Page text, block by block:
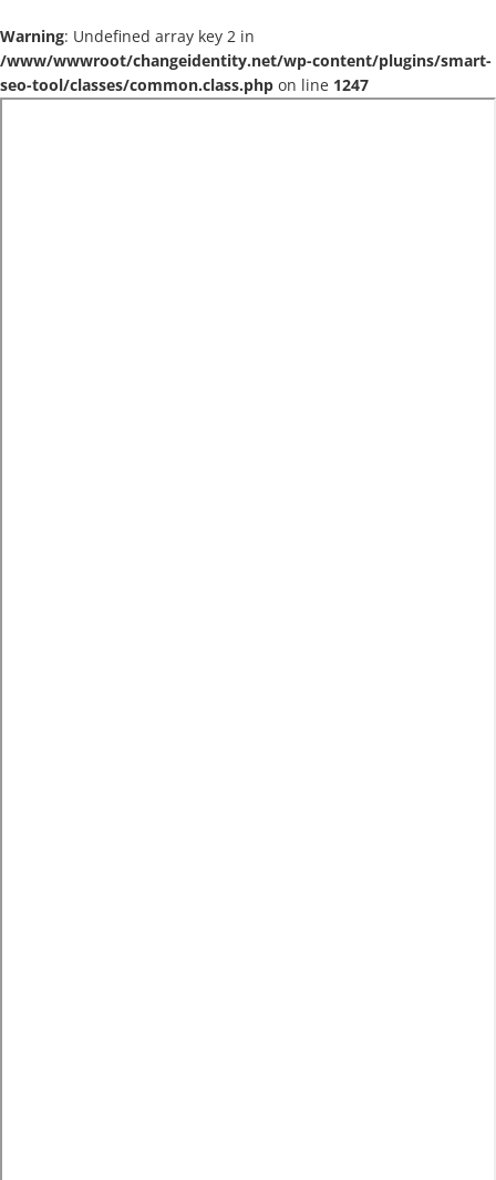
Warning: Undefined array key 2 in
/www/wwwroot/changeidentity.net/wp-content/plugins/smart-
seo-tool/classes/common.class.php on line 1247